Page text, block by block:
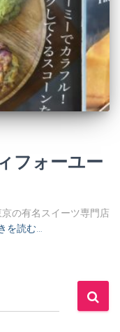
フォーユー
の有名スイーツ専門店
を読む…